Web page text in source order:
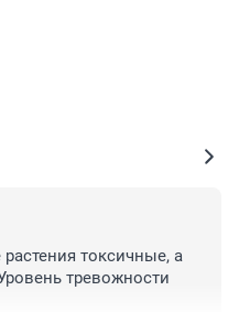
токсичные, а
тревожности